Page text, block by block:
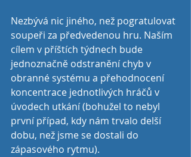
Nezbývá nic jiného, než pogratulovat
soupeři za předvedenou hru. Naším
cílem v příštích týdnech bude
jednoznačně odstranění chyb v
obranné systému a přehodnocení
koncentrace jednotlivých hráčů v
úvodech utkání (bohužel to nebyl
první případ, kdy nám trvalo delší
dobu, než jsme se dostali do
zápasového rytmu).